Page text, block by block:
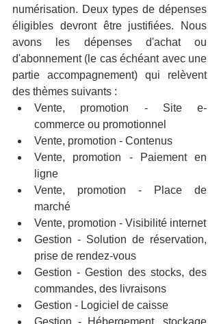
numérisation. Deux types de dépenses
éligibles devront être justifiées. Nous
avons les dépenses d'achat ou
d'abonnement (le cas échéant avec une
partie accompagnement) qui relèvent
des thèmes suivants :
Vente, promotion - Site e-
commerce ou promotionnel
Vente, promotion - Contenus
Vente, promotion - Paiement en
ligne
Vente, promotion - Place de
marché
Vente, promotion - Visibilité internet
Gestion - Solution de réservation,
prise de rendez-vous
Gestion - Gestion des stocks, des
commandes, des livraisons
Gestion - Logiciel de caisse